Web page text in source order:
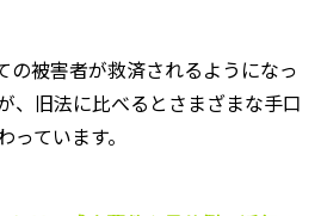
の被害者が救済されるようになっ
、旧法に比べるとさまざまな手口
ています。